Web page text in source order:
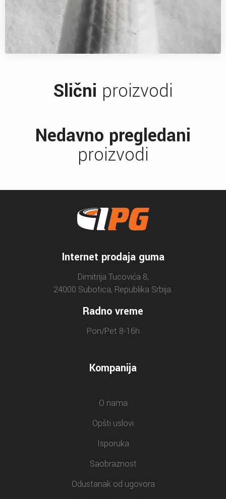
Slični proizvodi
Nedavno pregledani
proizvodi
Internet prodaja guma
Dimitrija Tucovića 8,
24000 Subotica, Republika Srbija.
Radno vreme
Pon/Pet 8-16h
Kompanija
O nama
Opšti uslovi
Isporuka
Saobraznost
Odustanak od ugovora